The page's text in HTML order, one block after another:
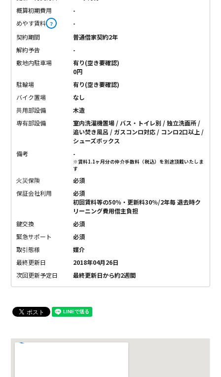
概算初期費用
-
めやす賃料 ？
-
契約期間
普通借家契約2年
解約予告
-
敷地内駐車場
有り(空き要確認)
0円
駐輪場
有り(空き要確認)
バイク置場
なし
共用部設備
木造
専有部設備
室内洗濯機置場 / バス・トイレ別 / 独立洗面所 /
追い焚き風呂 / ガスコンロ対応 / コンロ2口以上 /
シューズボックス
備考
-
※賃料1.1ヶ月分の仲介手数料（税込）を別途頂戴いたしま
す
火災保険
必須
保証会社利用
必須
初回賃料等の50％・更新料30％/2年毎 退去時ク
リーニング費用借主負担
鍵交換
必須
緊急サポート
必須
取引態様
媒介
最終更新日
2018年04月26日
次回更新予定日
最終更新日から約2週間